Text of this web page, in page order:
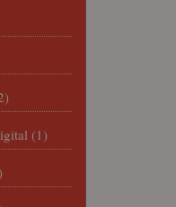
(1)